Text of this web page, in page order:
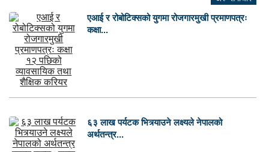
एआई र रोबोटिक्सको युगमा रोजगारमुखी प्रमाणपत्रः
कक्षा...
६३ लाख पर्यटक भित्र्याउने लक्ष्यले नेपालको
अर्थतन्त्र...